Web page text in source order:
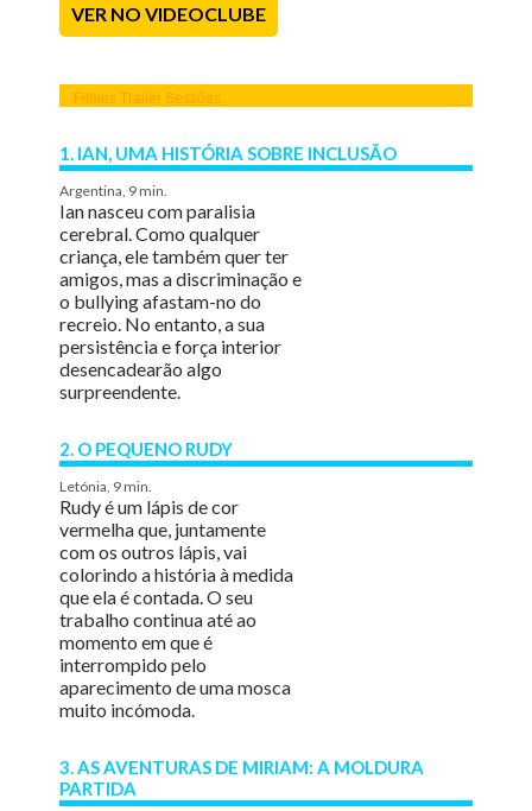
VER NO VIDEOCLUBE
Filmes Trailer Sessões
1. IAN, UMA HISTÓRIA SOBRE INCLUSÃO
Argentina, 9 min.
Ian nasceu com paralisia
cerebral. Como qualquer
criança, ele também quer ter
amigos, mas a discriminação e
o bullying afastam-no do
recreio. No entanto, a sua
persistência e força interior
desencadearão algo
surpreendente.
2. O PEQUENO RUDY
Letónia, 9 min.
Rudy é um lápis de cor
vermelha que, juntamente
com os outros lápis, vai
colorindo a história à medida
que ela é contada. O seu
trabalho continua até ao
momento em que é
interrompido pelo
aparecimento de uma mosca
muito incómoda.
3. AS AVENTURAS DE MIRIAM: A MOLDURA
PARTIDA